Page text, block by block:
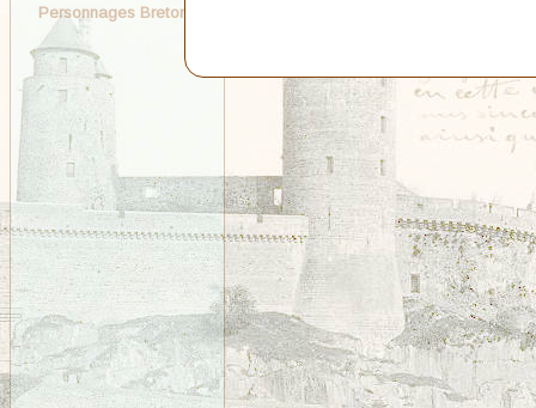
Personnages Bretons